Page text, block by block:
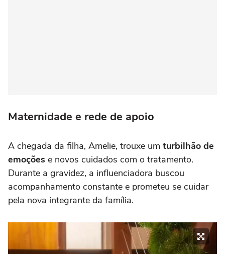
Maternidade e rede de apoio
A chegada da filha, Amelie, trouxe um turbilhão de
emoções e novos cuidados com o tratamento.
Durante a gravidez, a influenciadora buscou
acompanhamento constante e prometeu se cuidar
pela nova integrante da família.